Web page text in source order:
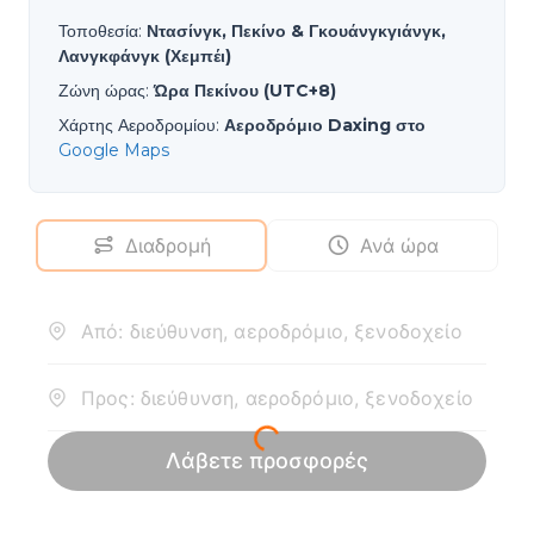
Τοποθεσία: Ντασίνγκ, Πεκίνο & Γκουάνγκγιάνγκ,
Λανγκφάνγκ (Χεμπέι)
Ζώνη ώρας:Ώρα Πεκίνου (UTC+8)
Χάρτης Αεροδρομίου: Αεροδρόμιο Daxing στο
Google Maps